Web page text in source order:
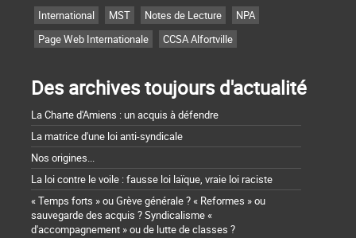
International
MST Notes de Lecture
NPA
Page Web Internationale
CCSA Alfortville
Des archives toujours d'actualité
La Charte d'Amiens : un acquis à défendre
La matrice d'une loi anti-syndicale
Nos origines...
La loi contre le voile : fausse loi laïque, vraie loi raciste
« Temps forts » ou Grève générale ? « Reformes » ou
sauvegarde des acquis ? Syndicalisme «
d'accompagnement » ou de lutte de classes ?